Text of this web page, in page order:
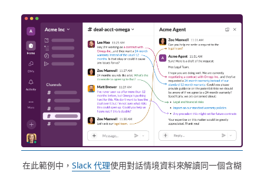
在此範例中， Slack 代理使用對話情境資料來解讀同一個含糊